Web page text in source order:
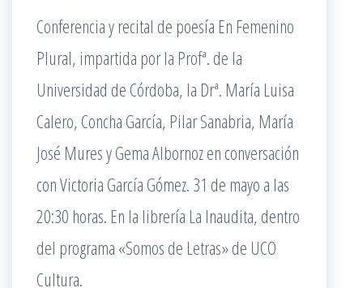
Conferencia y recital de poesía En Femenino
Plural, impartida por la Profª. de la
Universidad de Córdoba, la Drª. María Luisa
Calero, Concha García, Pilar Sanabria, María
José Mures y Gema Albornoz en conversación
con Victoria García Gómez. 31 de mayo a las
20:30 horas. En la librería La Inaudita, dentro
del programa «Somos de Letras» de UCO
Cultura.